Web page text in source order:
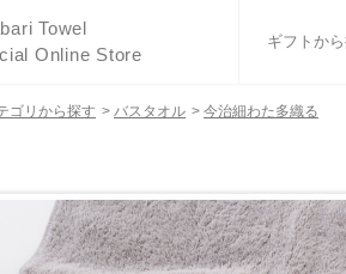
Towel
Online Store
ギフトか
ウェディング
タオルハンカチ
バスグッズ
ゴリから探す > バスタオル > 今治細わた多織る